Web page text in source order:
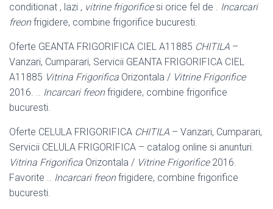
conditionat , lazi , vitrine frigorificesi orice fel de . Incarcari
freonfrigidere, combine frigorifice bucuresti.
Oferte GEANTA FRIGORIFICA CIEL A11885 CHITILA –
Vanzari, Cumparari, Servicii GEANTA FRIGORIFICA CIEL
A11885 Vitrina Frigorifica Orizontala / Vitrine Frigorifice
2016. .. Incarcari freonfrigidere, combine frigorifice
bucuresti.
Oferte CELULA FRIGORIFICA CHITILA – Vanzari, Cumparari,
Servicii CELULA FRIGORIFICA – catalog online si anunturi.
Vitrina Frigorifica Orizontala / Vitrine Frigorifice2016.
Favorite .. Incarcari freonfrigidere, combine frigorifice
bucuresti.